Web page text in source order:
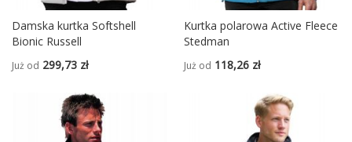
Damska kurtka Softshell
Bionic Russell
Już od 299,73 zł
Kurtka polarowa Active Fleece
Stedman
Już od 118,26 zł